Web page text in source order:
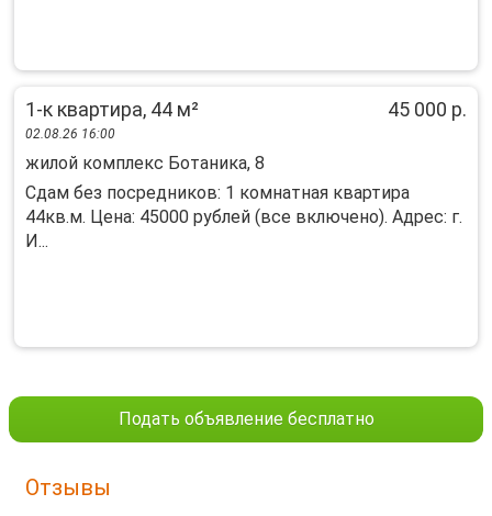
1-к квартира, 44 м² 45 000 р.
02.08.26 16:00
жилой комплекс Ботаника, 8
Сдам без посредников: 1 комнатная квартира
44кв.м. Цена: 45000 рублей (все включено). Адрес: г.
И...
Подать объявление бесплатно
Отзывы